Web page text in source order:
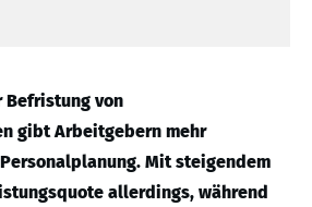
Befristung von
gibt Arbeitgebern mehr
Mit steigendem
allerdings, während